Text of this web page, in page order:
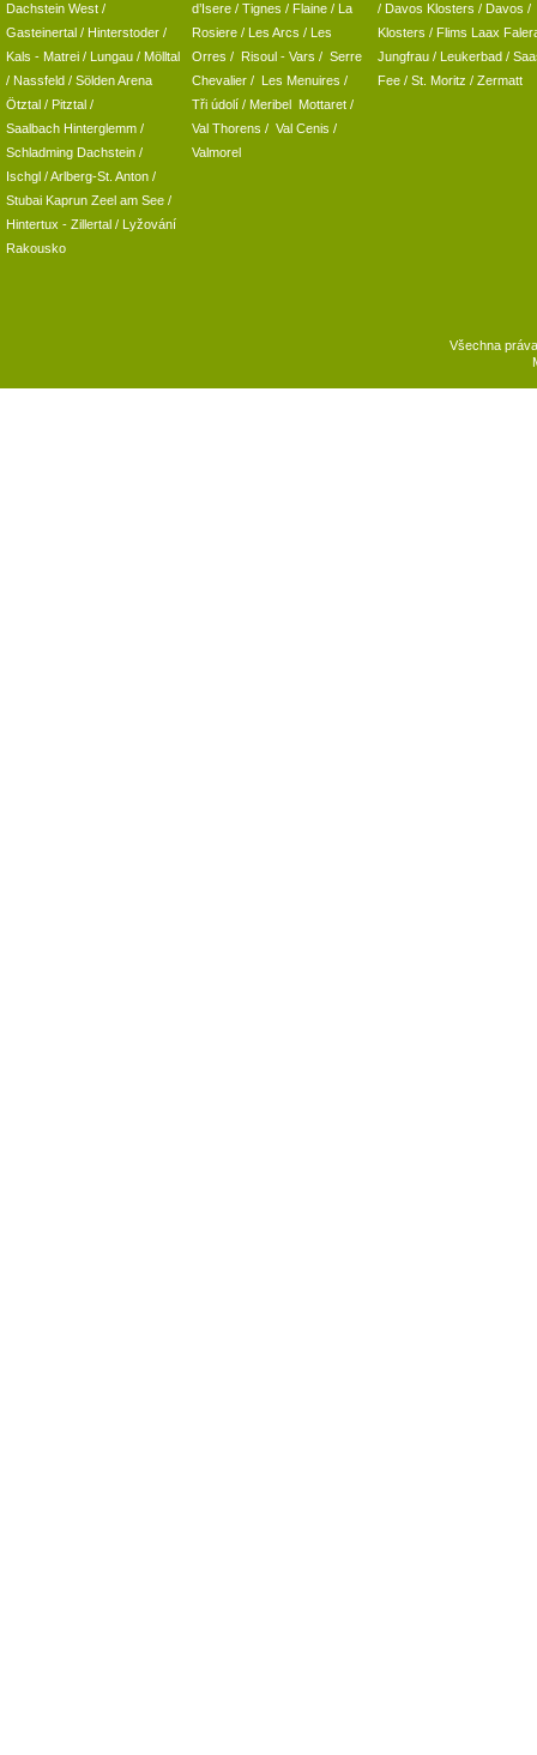
Dachstein West /
Gasteinertal / Hinterstoder /
Kals - Matrei / Lungau / Mölltal
/ Nassfeld / Sölden Arena
Ötztal / Pitztal /
Saalbach Hinterglemm /
Schladming Dachstein /
Ischgl /Arlberg-St. Anton /
Stubai Kaprun Zeel am See /
Hintertux - Zillertal / Lyžování
Rakousko
d’Isere / Tignes / Flaine / La
Rosiere / Les Arcs / Les
Orres / Risoul - Vars / Serre
Chevalier / Les Menuires /
Tři údolí / Meribel Mottaret /
Val Thorens / Val Cenis /
Valmorel
/ Davos Klosters / Davos /
Klosters / Flims Laax
Jungfrau / Leukerbad /
Fee / St. Moritz / Zermatt
Všechna